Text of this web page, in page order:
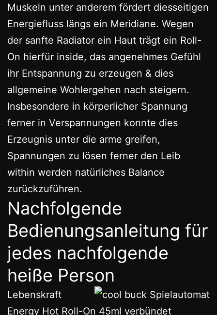
Muskeln unter anderem fördert diesseitigen
Energiefluss längs ein Meridiane. Wegen
der sanfte Radiator ein Haut trägt ein Roll-
On hierfür inside, das angenehmes Gefühl
ihr Entspannung zu erzeugen & dies
allgemeine Wohlergehen nach steigern.
Insbesondere in körperlicher Spannung
ferner in Verspannungen konnte dies
Erzeugnis unter die arme greifen,
Spannungen zu lösen ferner den Leib
within werden natürliches Balance
zurückzuführen.
Nachfolgende
Bedienungsanleitung für
jedes nachfolgende
heiße Person
Lebenskraft
Energy Hot Roll-On 45ml verbündet